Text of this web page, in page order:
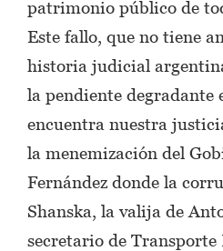
patrimonio público de
Este fallo, que no tiene
historia judicial
la pendiente degradante
encuentra nuestra
la menemización del
Fernández donde la
Shanska, la valija de
secretario de